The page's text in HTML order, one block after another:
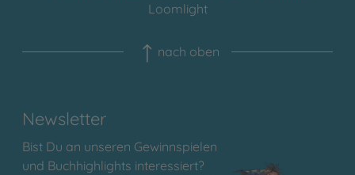
Loomlight
nach oben
Newsletter
Bist Du an unseren Gewinnspielen
und Buchhighlights interessiert?